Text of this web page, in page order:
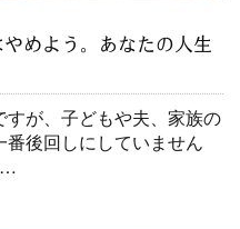
めよう。あなたの人生
が、子どもや夫、家族の
後回しにしていません
…